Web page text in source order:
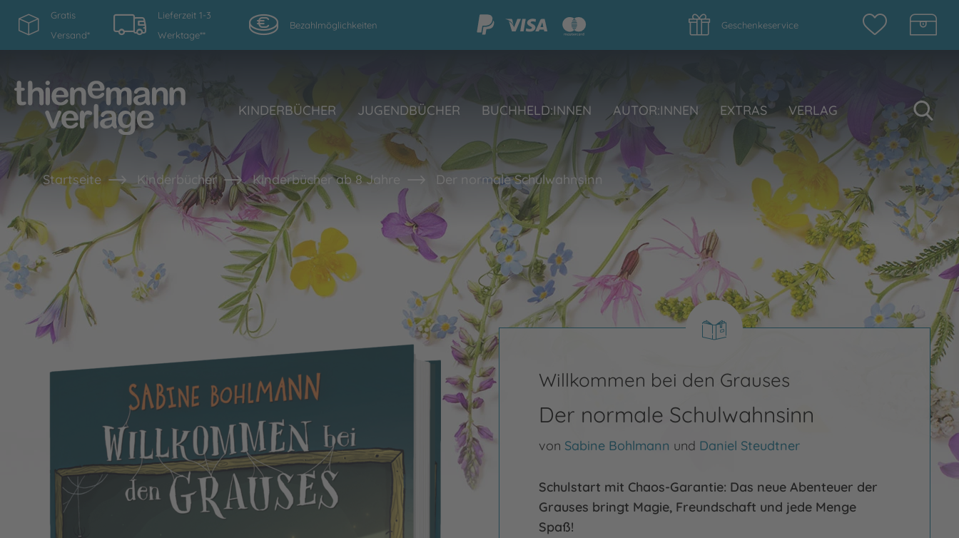
Gratis
Versand*
Lieferzeit 1-3
Werktage**
Bezahlmöglichkeiten Geschenkeservice
KINDERBÜCHER JUGENDBÜCHER BUCHHELD:INNEN AUTOR:INNEN EXTRAS VERLAG
Startseite Kinderbücher Kinderbücher ab 8 Jahre Der normale Schulwahnsinn
Willkommen bei den Grauses
Der normale Schulwahnsinn
von Sabine Bohlmann und Daniel Steudtner
Schulstart mit Chaos-Garantie: Das neue Abenteuer der
Grauses bringt Magie, Freundschaft und jede Menge
Spaß!